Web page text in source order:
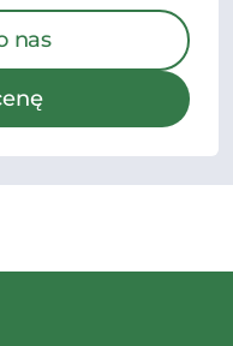
nas